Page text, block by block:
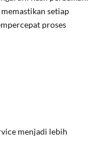
setiap
proses
menjadi lebih